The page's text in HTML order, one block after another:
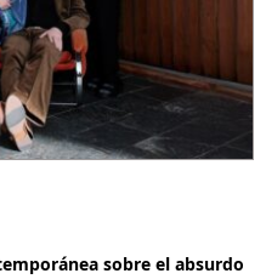
sobre el absurdo